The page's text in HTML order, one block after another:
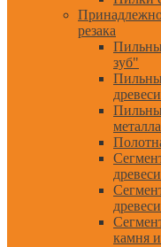
резака
зуб"
камня